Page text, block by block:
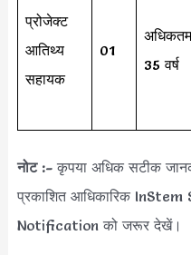
प्रोजेक्ट
आतिथ्य
सहायक
01
अधिकतम
35 वर्ष
नोट :-कृपया अधिक सटीक
प्रकाशित आधिकारिक
Notification को जरूर देखें।